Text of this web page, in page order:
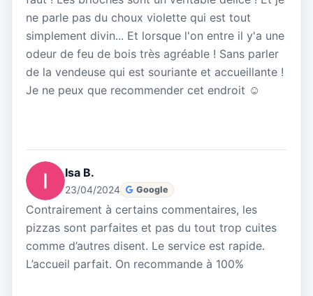
ne parle pas du choux violette qui est tout
simplement divin... Et lorsque l'on entre il y'a une
odeur de feu de bois très agréable ! Sans parler
de la vendeuse qui est souriante et accueillante !
Je ne peux que recommender cet endroit ☺️
Isa B.
23/04/2024 Google
Contrairement à certains commentaires, les
pizzas sont parfaites et pas du tout trop cuites
comme d’autres disent. Le service est rapide.
L’accueil parfait. On recommande à 100%